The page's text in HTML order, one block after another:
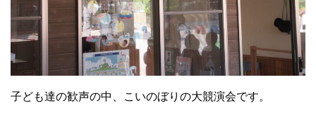
子ども達の歓声の中、こいのぼりの大競演会です。